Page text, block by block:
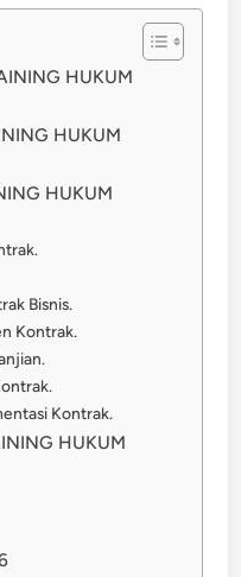
HUKUM
HUKUM
HUKUM
Bisnis.
Kontrak.
Kontrak.
HUKUM